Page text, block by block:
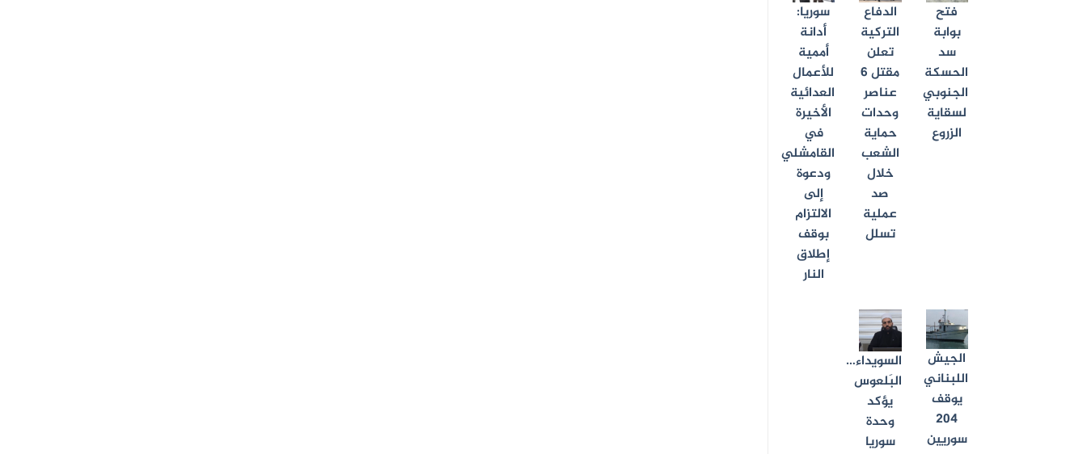
فتح
بوابة
سد
الحسكة
الجنوبي
لسقاية
الزروع
الدفاع
التركية
تعلن
مقتل 6
عناصر
وحدات
حماية
الشعب
خلال
صد
عملية
تسلل
سوريا:
أدانة
أممية
للأعمال
العدائية
الأخيرة
في
القامشلي
ودعوة
إلى
الالتزام
بوقف
إطلاق
النار
الجيش
اللبناني
يوقف
204
سوريين
السويداء…
البَلعوس
يؤكد
وحدة
سوريا